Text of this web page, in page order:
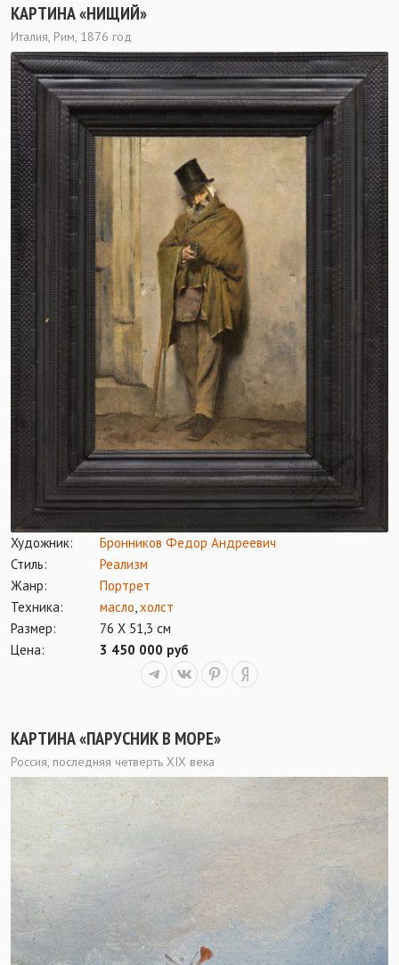
КАРТИНА «НИЩИЙ»
Италия, Рим, 1876 год
Художник:
Бронников Федор Андреевич
Стиль:
Реализм
Жанр:
Портрет
Техника:
масло,холст
Размер:
76 Х 51,3 см
Цена:
3 450 000 руб
КАРТИНА «ПАРУСНИК В МОРЕ»
Россия, последняя четверть ХIХ века